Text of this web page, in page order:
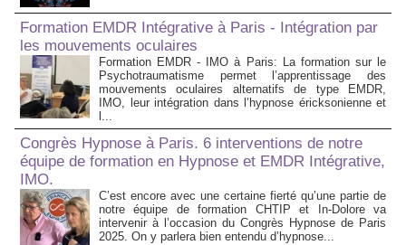
Formation EMDR Intégrative à Paris - Intégration par
les mouvements oculaires
Formation EMDR - IMO à Paris: La formation sur le
Psychotraumatisme permet l’apprentissage des
mouvements oculaires alternatifs de type EMDR,
IMO, leur intégration dans l’hypnose éricksonienne et
l...
Congrès Hypnose à Paris. 6 interventions de notre
équipe de formation en Hypnose et EMDR Intégrative,
IMO.
C’est encore avec une certaine fierté qu’une partie de
notre équipe de formation CHTIP et In-Dolore va
intervenir à l’occasion du Congrès Hypnose de Paris
2025. On y parlera bien entendu d’hypnose...